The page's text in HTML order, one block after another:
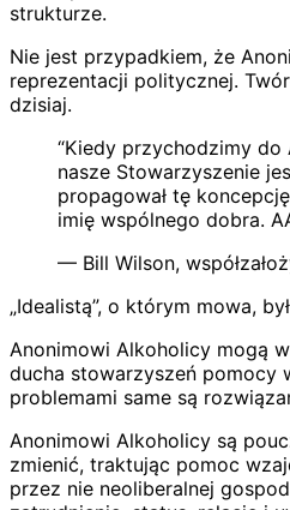
strukturze.
Nie jest przypadkiem, że
reprezentacji politycznej.
dzisiaj.
“Kiedy przychodzimy do
nasze Stowarzyszenie
propagował tę
imię wspólnego dobra.
— Bill Wilson,
„Idealistą”, o którym mowa,
Anonimowi Alkoholicy mogą
ducha stowarzyszeń pomocy
problemami same są
Anonimowi Alkoholicy są
zmienić, traktując pomoc
przez nie neoliberalnej